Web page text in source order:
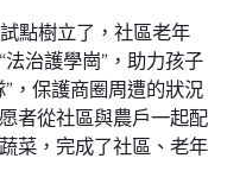
點樹立了，社區老年
治護學崗”，助力孩子
，保護商圈周遭的狀況
者從社區與農戶一起配
菜，完成了社區、老年